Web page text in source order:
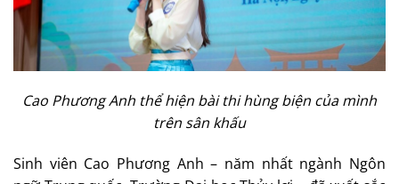
Cao Phương Anh thể hiện bài thi hùng biện của mình
trên sân khấu
Sinh viên Cao Phương Anh – năm nhất ngành Ngôn